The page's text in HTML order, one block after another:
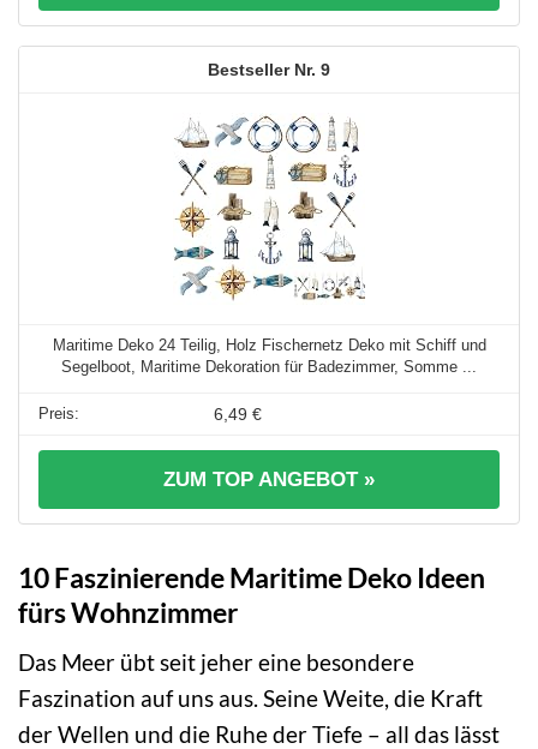
9
Maritime Deko 24 Teilig, Holz Fischernetz Deko mit Schiff und
Segelboot, Maritime Dekoration für Badezimmer, Somme ...
6,49 €
ZUM TOP ANGEBOT »
10 Faszinierende Maritime Deko Ideen
fürs Wohnzimmer
Das Meer übt seit jeher eine besondere
Faszination auf uns aus. Seine Weite, die Kraft
der Wellen und die Ruhe der Tiefe – all das lässt